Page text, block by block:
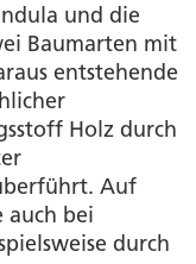
und die
Baumarten mit
entstehende
Holz durch
Auf
auch bei
durch